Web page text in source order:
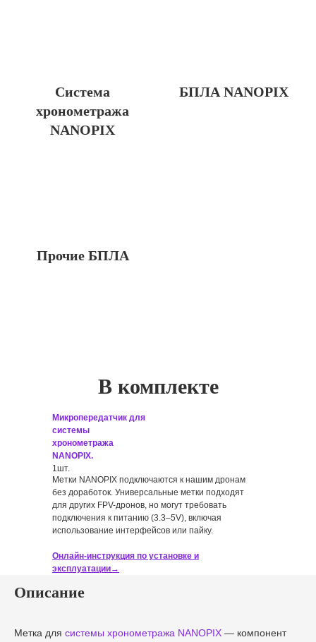
Система
хронометража
NANOPIX
БПЛА NANOPIX
Прочие БПЛА
В комплекте
Микропередатчик для
системы
хронометража
NANOPIX.
1шт.
Метки NANOPIX подключаются к нашим дронам
без доработок. Универсальные метки подходят
для других FPV-дронов, но могут требовать
подключения к питанию (3.3–5V), включая
использование интерфейсов или пайку.
Онлайн-инструкция по установке и
эксплуатации→
Описание
Метка для системы хронометража NANOPIX — компонент